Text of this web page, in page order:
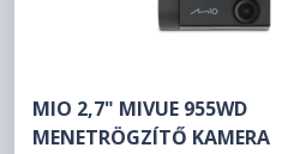
MIO 2,7" MIVUE 955WD
MENETRÖGZÍTŐ KAMERA